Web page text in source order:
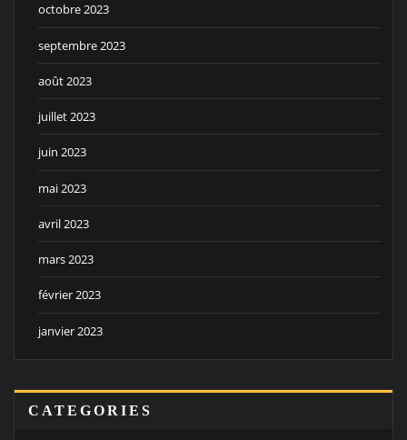
octobre 2023
septembre 2023
août 2023
juillet 2023
juin 2023
mai 2023
avril 2023
mars 2023
février 2023
janvier 2023
CATEGORIES